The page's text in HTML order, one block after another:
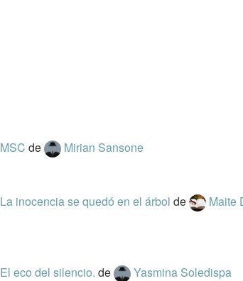
MSC de Mirian Sansone
La inocencia se quedó en el árbol de
Maite
El eco del silencio. de Yasmina Soledispa